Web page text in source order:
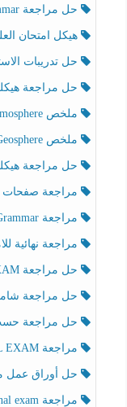
حل مراجعة Grammar اللغة الإنجليزية الصف الخامس الفصل الثالث
هيكل امتحان العلوم
حل تدريبات الاستعداد
حل مراجعة هيكلة
ملخص Effect of Atmosphere حسب الهيكل الوزاري العلوم المتكاملة الصف الخامس انسبير الفصل الثالث
ملخص Effect of Geosphere حسب الهيكل الوزاري العلوم المتكاملة الصف الخامس انسبير الفصل الثالث
حل مراجعة هيكلة
مراجعة صفحات الهيكل
مراجعة Review Grammar حسب الهيكل اللغة الإنجليزية الصف الخامس الفصل الثالث
مراجعة نهائية
حل مراجعة FINAL EXAMاللغة الإنجليزية الصف الخامس الفصل الثالث
حل مراجعة شاملة
حل مراجعة حسب الهيكل
مراجعة FINAL EXAMاللغة الإنجليزية الصف الخامس الفصل الثالث
حل أوراق عمل مراجعة
مراجعة Preparation for the Final exam اللغة الإنجليزية الصف الرابع الفصل الثالث